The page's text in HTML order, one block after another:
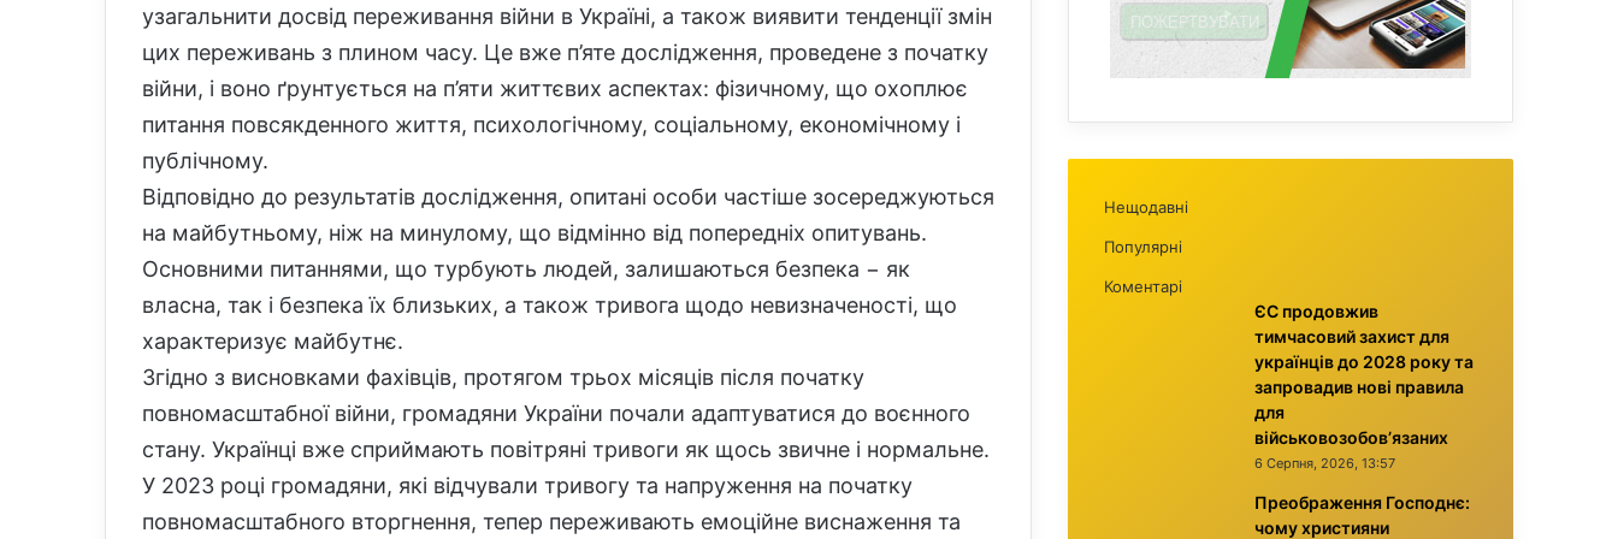
узагальнити досвід переживання війни в Україні, а також виявити тенденції змін
цих переживань з плином часу. Це вже п’яте дослідження, проведене з початку
війни, і воно ґрунтується на п’яти життєвих аспектах: фізичному, що охоплює
питання повсякденного життя, психологічному, соціальному, економічному і
публічному.
Відповідно до результатів дослідження, опитані особи частіше зосереджуються
на майбутньому, ніж на минулому, що відмінно від попередніх опитувань.
Основними питаннями, що турбують людей, залишаються безпека − як
власна, так і безпека їх близьких, а також тривога щодо невизначеності, що
характеризує майбутнє.
Згідно з висновками фахівців, протягом трьох місяців після початку
повномасштабної війни, громадяни України почали адаптуватися до воєнного
стану. Українці вже сприймають повітряні тривоги як щось звичне і нормальне.
У 2023 році громадяни, які відчували тривогу та напруження на початку
повномасштабного вторгнення, тепер переживають емоційне виснаження та
Нещодавні
Популярні
Коментарі
ЄС продовжив
тимчасовий захист для
українців до 2028 року та
запровадив нові правила
для
військовозобов’язаних
6 Серпня, 2026, 13:57
Преображення Господнє:
чому християни